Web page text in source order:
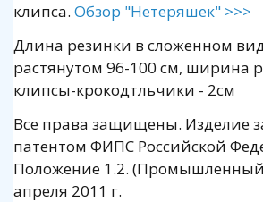
клипса. Обзор "Нетеряшек" >>>
Длина резинки в сложенном
растянутом 96-100 см, ширина
клипсы-крокодтльчики - 2см
Все права защищены. Изделие
патентом ФИПС Российской
Положение 1.2. (Промышленный
апреля 2011 г.